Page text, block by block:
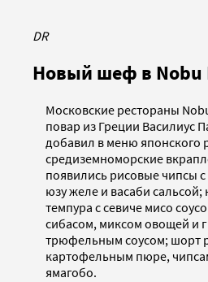
DR
Новый шеф в Nobu
Московские рестораны
повар из Греции Василиус
добавил в меню японского
средиземноморские
появились рисовые чипсы
юзу желе и васаби
темпура с севиче мисо
сибасом, миксом овощей и
трюфельным соусом; шорт
картофельным пюре,
ямагобо.